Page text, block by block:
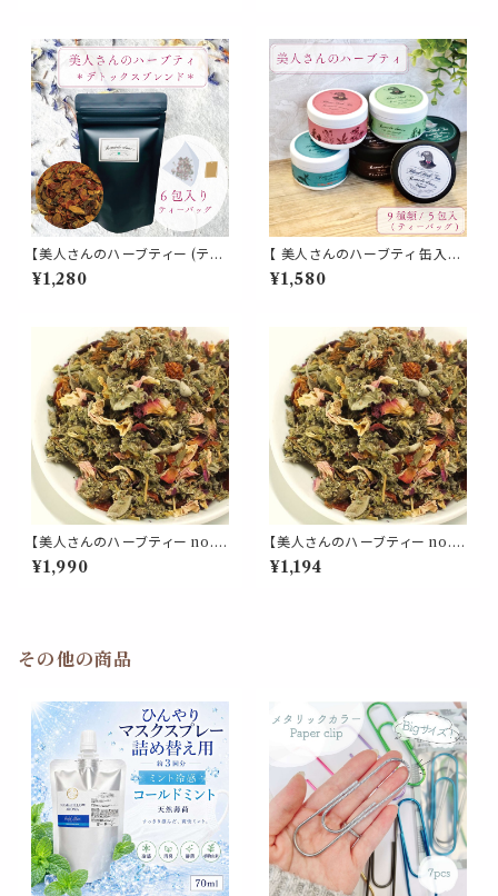
パウチ 女性 フルーティー お茶
携帯 パウチ 習慣 デイリー
カス ローズピップ パウチ 女性
酸味 スッキリ お茶 パウチ 携帯
習慣 デイリー
【美人さんのハーブティー (ティ
ーパック)】《デトックス ブレンド》
6包入 ティーバッグ ダンデライ
イバー コーヒー 毒素 パウチ 携
帯 習慣 デイリー
¥1,280
【 美人さんのハーブティ 缶入り
】選べる 9種類 ティーバッグ 5
包入り 飲みやすい ブレンド ギフ
ーズマリー キンモクセイ イチョ
¥1,580
【美人さんのハーブティー no.
9】女性バランス ブレンド リーフ
50g レッドクローバー ローズ
¥1,990
【美人さんのハーブティー no.
9】女性バランス ブレンド リーフ
30g レッドクローバー ローズ
¥1,194
その他の商品